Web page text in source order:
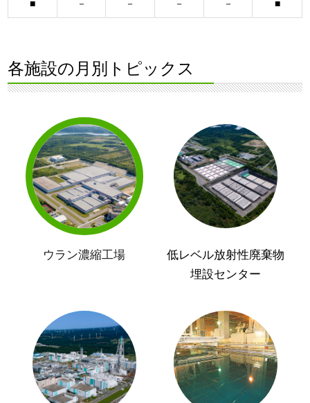
各施設の月別トピックス
ウラン濃縮工場
低レベル放射性廃棄物
埋設センター